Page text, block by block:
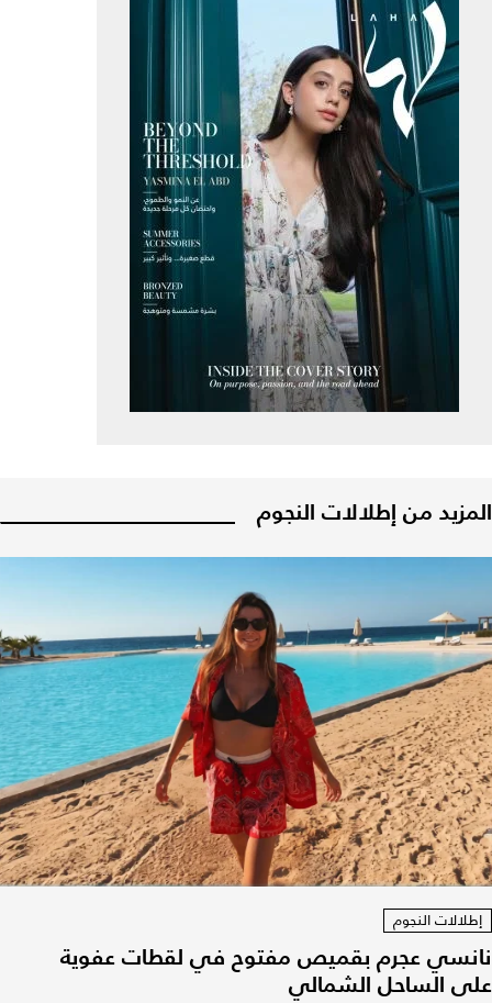
المزيد من إطلالات النجوم
إطلالات النجوم
نانسي عجرم بقميص مفتوح في لقطات عفوية
على الساحل الشمالي